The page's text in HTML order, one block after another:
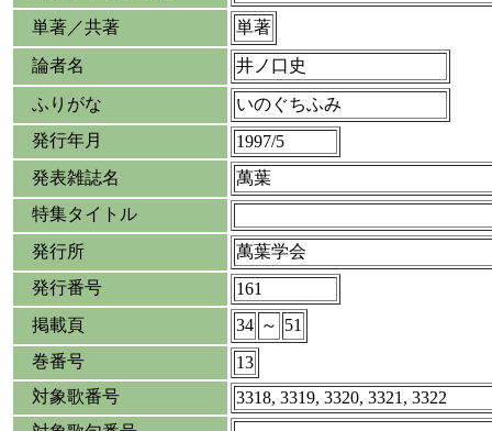
単著／共著
単著
論者名 井ノ口史
ふりがな
いのぐちふみ
発行年月
1997/5
発表雑誌名
萬葉
特集タイトル
発行所
萬葉学会
発行番号
161
掲載頁
34 ～ 51
巻番号
13
対象歌番号
3318, 3319, 3320, 3321, 3322